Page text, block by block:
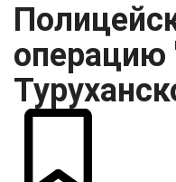
операцию